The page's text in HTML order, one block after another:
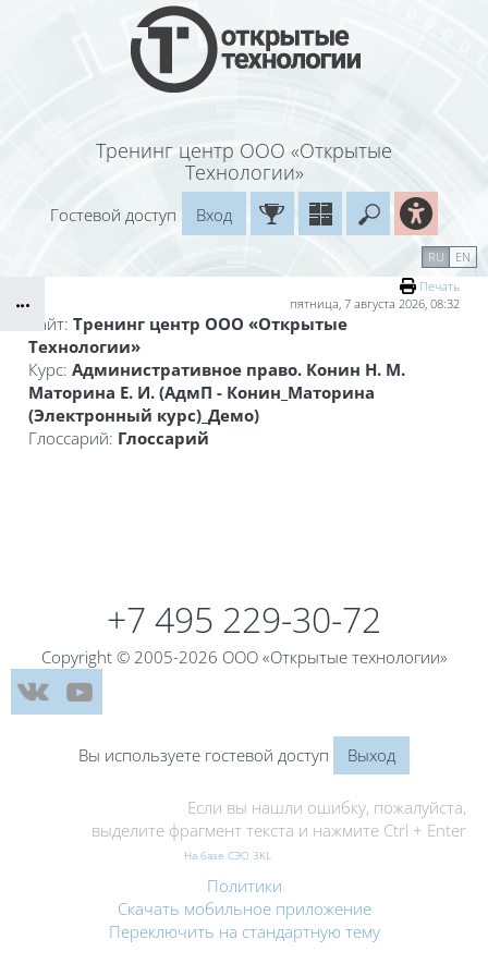
Перейти к основному содержанию
Тренинг центр ООО «Открытые
Технологии»
Введите
Гостевой доступ
Вход
Маршрут внедрения
RU EN
Печать
пятница, 7 августа 2026, 08:32
Сайт: Тренинг центр ООО «Открытые
Технологии»
Курс: Административное право. Конин Н. М.
Маторина Е. И. (АдмП - Конин_Маторина
(Электронный курс)_Демо)
Глоссарий: Глоссарий
+7 495 229-30-72
Copyright © 2005-2026 ООО «Открытые технологии»
Вы используете гостевой доступ Выход
Если вы нашли ошибку, пожалуйста,
выделите фрагмент текста и нажмите Ctrl + Enter
На базе СЭО 3KL
Политики
Скачать мобильное приложение
Переключить на стандартную тему